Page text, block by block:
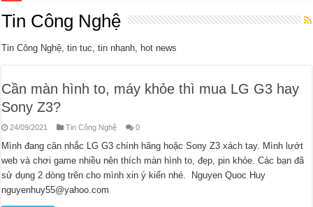
Tin Công Nghệ
Tin Công Nghệ, tin tuc, tin nhanh, hot news
Cần màn hình to, máy khỏe thì mua LG G3 hay
Sony Z3?
24/09/2021 Tin Công Nghệ 0
Mình đang cân nhắc LG G3 chính hãng hoặc Sony Z3 xách tay. Mình lướt
web và chơi game nhiều nên thích màn hình to, đẹp, pin khỏe. Các bạn đã
sử dụng 2 dòng trên cho mình xin ý kiến nhé. Nguyen Quoc Huy
nguyenhuy55@yahoo.com